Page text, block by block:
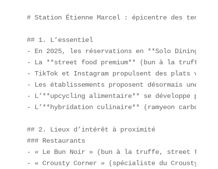
# Station Étienne Marcel : épicentre des
## 1. L’essentiel
- En 2025, les réservations en **Solo Dining**
- La **street food premium** (bun à la truffe,
- TikTok et Instagram propulsent des plats
- Les établissements proposent désormais une
- L’**upcycling alimentaire** se développe
- L’**hybridation culinaire** (ramyeon
## 2. Lieux d’intérêt à proximité
### Restaurants
- « Le Bun Noir » (bun à la truffe, street food
- « Crousty Corner » (spécialiste du Crousty